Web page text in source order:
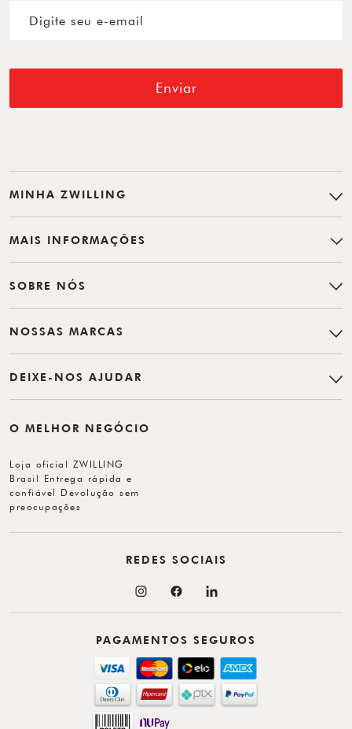
Enviar
MINHA ZWILLING
MAIS INFORMAÇÕES
SOBRE NÓS
NOSSAS MARCAS
DEIXE-NOS AJUDAR
O MELHOR NEGÓCIO
Loja oficial ZWILLING
Brasil Entrega rápida e
confiável Devolução sem
preocupações
PAGAMENTOS SEGUROS
REDES SOCIAIS